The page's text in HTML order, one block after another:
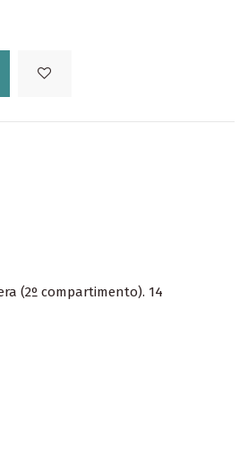
(2º compartimento). 14